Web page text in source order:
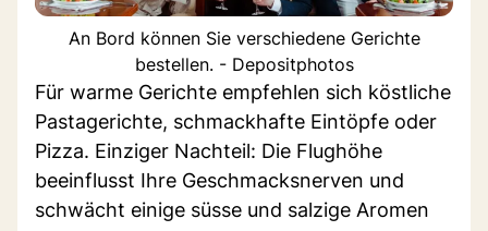
An Bord können Sie verschiedene Gerichte
bestellen. - Depositphotos
Für warme Gerichte empfehlen sich köstliche
Pastagerichte, schmackhafte Eintöpfe oder
Pizza. Einziger Nachteil: Die Flughöhe
beeinflusst Ihre Geschmacksnerven und
schwächt einige süsse und salzige Aromen